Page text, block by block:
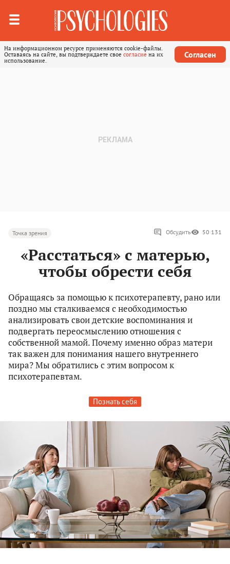
На информационном ресурсе применяются cookie-файлы.
Оставаясь на сайте, вы подтверждаете свое согласие на их
использование.
Согласен
Точка зрения Обсудить 50 131
«Расстаться» с матерью,
чтобы обрести себя
Обращаясь за помощью к психотерапевту, рано или
поздно мы сталкиваемся с необходимостью
анализировать свои детские воспоминания и
подвергать переосмыслению отношения с
собственной мамой. Почему именно образ матери
так важен для понимания нашего внутреннего
мира? Мы обратились с этим вопросом к
психотерапевтам.
Познать себя